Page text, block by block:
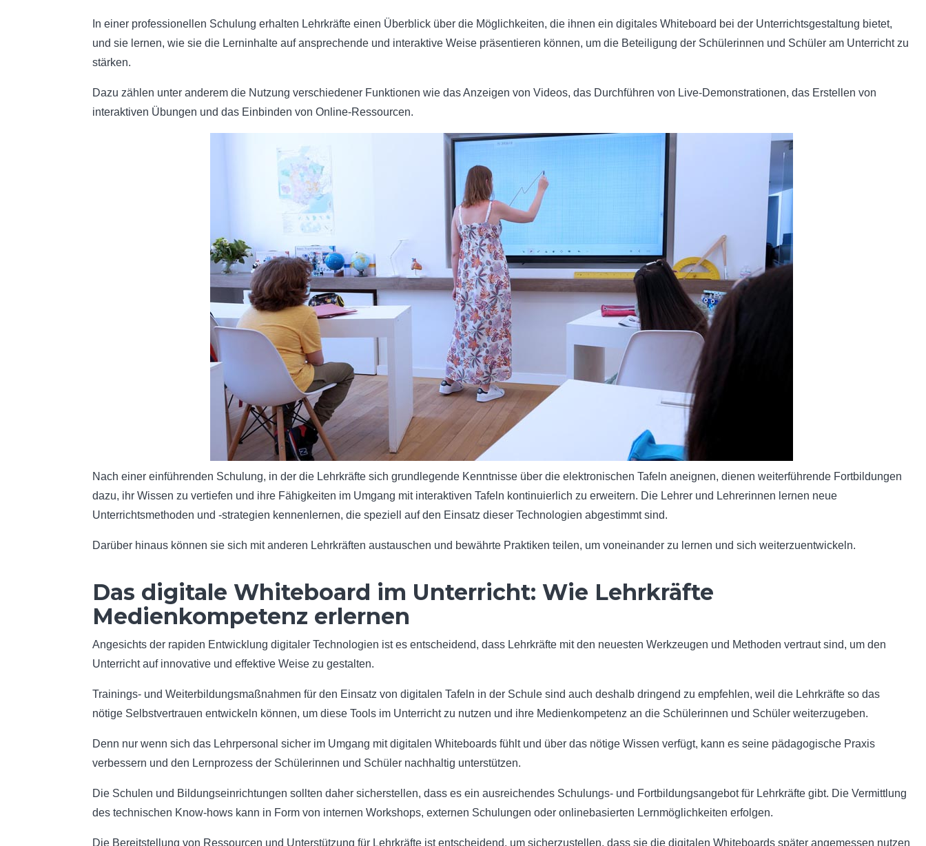
In einer professionellen Schulung erhalten Lehrkräfte einen Überblick über die Möglichkeiten, die ihnen ein digitales Whiteboard bei der Unterrichtsgestaltung bietet,
und sie lernen, wie sie die Lerninhalte auf ansprechende und interaktive Weise präsentieren können, um die Beteiligung der Schülerinnen und Schüler am Unterricht zu
stärken.
Dazu zählen unter anderem die Nutzung verschiedener Funktionen wie das Anzeigen von Videos, das Durchführen von Live-Demonstrationen, das Erstellen von
interaktiven Übungen und das Einbinden von Online-Ressourcen.
Nach einer einführenden Schulung, in der die Lehrkräfte sich grundlegende Kenntnisse über die elektronischen Tafeln aneignen, dienen weiterführende Fortbildungen
dazu, ihr Wissen zu vertiefen und ihre Fähigkeiten im Umgang mit interaktiven Tafeln kontinuierlich zu erweitern. Die Lehrer und Lehrerinnen lernen neue
Unterrichtsmethoden und -strategien kennenlernen, die speziell auf den Einsatz dieser Technologien abgestimmt sind.
Darüber hinaus können sie sich mit anderen Lehrkräften austauschen und bewährte Praktiken teilen, um voneinander zu lernen und sich weiterzuentwickeln.
Das digitale Whiteboard im Unterricht: Wie Lehrkräfte
Medienkompetenz erlernen
Angesichts der rapiden Entwicklung digitaler Technologien ist es entscheidend, dass Lehrkräfte mit den neuesten Werkzeugen und Methoden vertraut sind, um den
Unterricht auf innovative und effektive Weise zu gestalten.
Trainings- und Weiterbildungsmaßnahmen für den Einsatz von digitalen Tafeln in der Schule sind auch deshalb dringend zu empfehlen, weil die Lehrkräfte so das
nötige Selbstvertrauen entwickeln können, um diese Tools im Unterricht zu nutzen und ihre Medienkompetenz an die Schülerinnen und Schüler weiterzugeben.
Denn nur wenn sich das Lehrpersonal sicher im Umgang mit digitalen Whiteboards fühlt und über das nötige Wissen verfügt, kann es seine pädagogische Praxis
verbessern und den Lernprozess der Schülerinnen und Schüler nachhaltig unterstützen.
Die Schulen und Bildungseinrichtungen sollten daher sicherstellen, dass es ein ausreichendes Schulungs- und Fortbildungsangebot für Lehrkräfte gibt. Die Vermittlung
des technischen Know-hows kann in Form von internen Workshops, externen Schulungen oder onlinebasierten Lernmöglichkeiten erfolgen.
Die Bereitstellung von Ressourcen und Unterstützung für Lehrkräfte ist entscheidend, um sicherzustellen, dass sie die digitalen Whiteboards später angemessen nutzen